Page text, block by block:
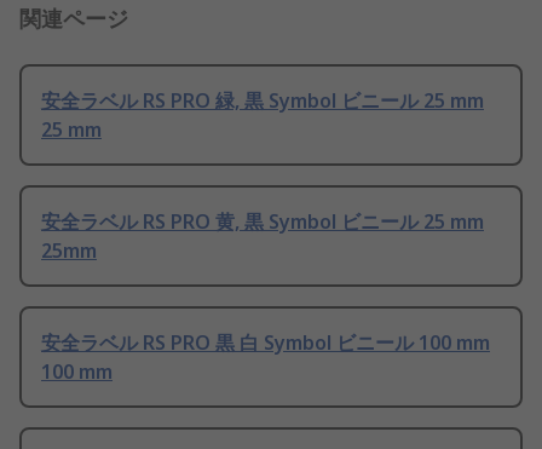
関連ページ
安全ラベル RS PRO 緑, 黒 Symbol ビニール 25 mm
25 mm
安全ラベル RS PRO 黄, 黒 Symbol ビニール 25 mm
25mm
安全ラベル RS PRO 黒 白 Symbol ビニール 100 mm
100 mm